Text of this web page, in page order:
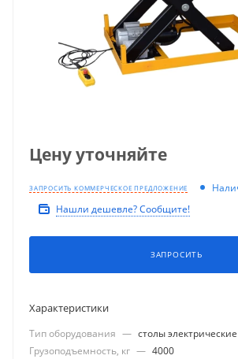
Цену уточняйте
ЗАПРОСИТЬ КОММЕРЧЕСКОЕ ПРЕДЛОЖЕНИЕ
Нашли дешевле? Сообщите!
ЗАПРОСИТЬ
Характеристики
Тип оборудования — столы электрические
Грузоподъемность, кг — 4000